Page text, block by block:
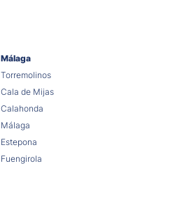
Málaga
Torremolinos
Cala de Mijas
Calahonda
Málaga
Estepona
Fuengirola